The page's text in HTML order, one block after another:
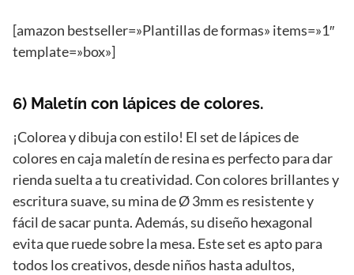
[amazon bestseller=»Plantillas de formas» items=»1″
template=»box»]
6) Maletín con lápices de colores.
¡Colorea y dibuja con estilo! El set de lápices de
colores en caja maletín de resina es perfecto para dar
rienda suelta a tu creatividad. Con colores brillantes y
escritura suave, su mina de Ø 3mm es resistente y
fácil de sacar punta. Además, su diseño hexagonal
evita que ruede sobre la mesa. Este set es apto para
todos los creativos, desde niños hasta adultos,